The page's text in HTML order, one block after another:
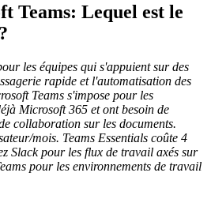
Teams: Lequel est le
les équipes qui s'appuient sur des
rapide et l'automatisation des
Teams s'impose pour les
Microsoft 365 et ont besoin de
collaboration sur les documents.
mois. Teams Essentials coûte 4
Slack pour les flux de travail axés sur
pour les environnements de travail